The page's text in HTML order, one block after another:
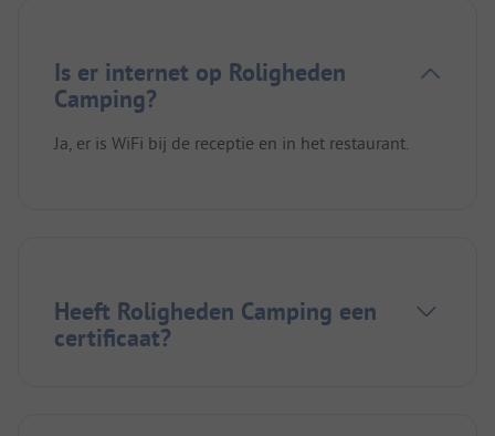
Is er internet op Roligheden
Camping?
Ja, er is WiFi bij de receptie en in het restaurant.
Heeft Roligheden Camping een
certificaat?